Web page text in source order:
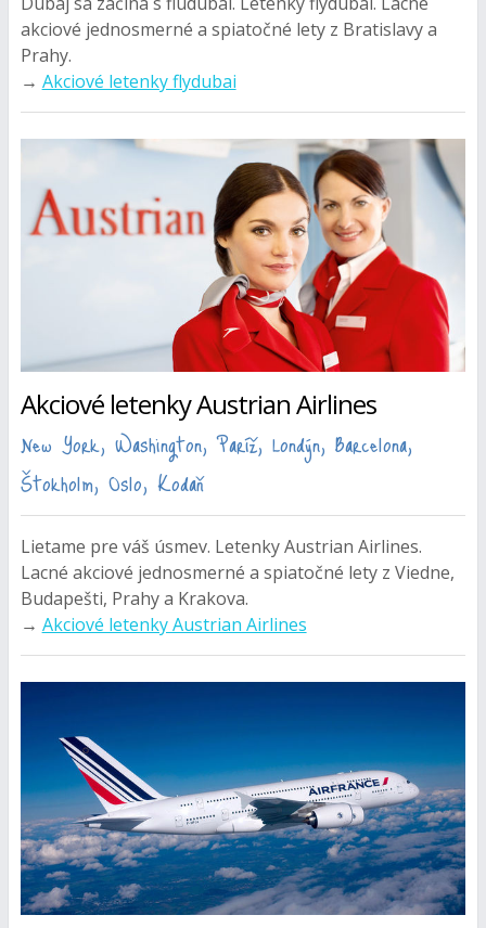
akciové jednosmerné a spiatočné lety z Bratislavy a
Prahy.
→ Akciové letenky flydubai
Akciové letenky Austrian Airlines
New York, Washington, Paríž, Londýn, Barcelona,
Štokholm, Oslo, Kodaň
Lietame pre váš úsmev. Letenky Austrian Airlines.
Lacné akciové jednosmerné a spiatočné lety z Viedne,
Budapešti, Prahy a Krakova.
→ Akciové letenky Austrian Airlines